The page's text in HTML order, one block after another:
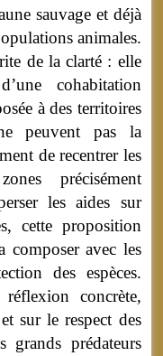
sauvage et déjà
animales.
de la clarté : elle
cohabitation
à des territoires
peuvent pas la
de recentrer les
précisément
les aides sur
cette proposition
composer avec les
des espèces.
concrète,
sur le respect des
grands prédateurs